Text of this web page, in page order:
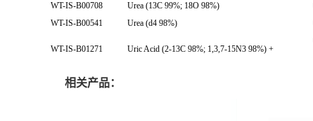
WT-IS-B00708
Urea (13C 99%; 18O 98%)
WT-IS-B00541
Urea (d4 98%)
WT-IS-B01271 Uric Acid (2-13C 98%; 1,3,7-15N3 98%) +
相关产品：